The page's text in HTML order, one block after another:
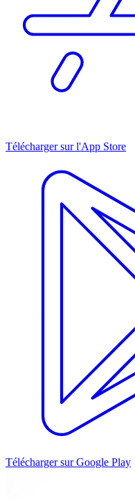
Télécharger sur l'App Store
Télécharger sur Google Play